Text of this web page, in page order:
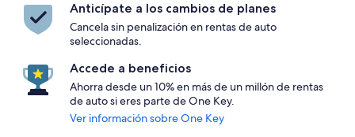
Anticípate a los cambios de planes
Cancela sin penalización en rentas de auto
seleccionadas.
Accede a beneficios
Ahorra desde un 10% en más de un millón de rentas
de auto si eres parte de One Key.
Ver información sobre One Key